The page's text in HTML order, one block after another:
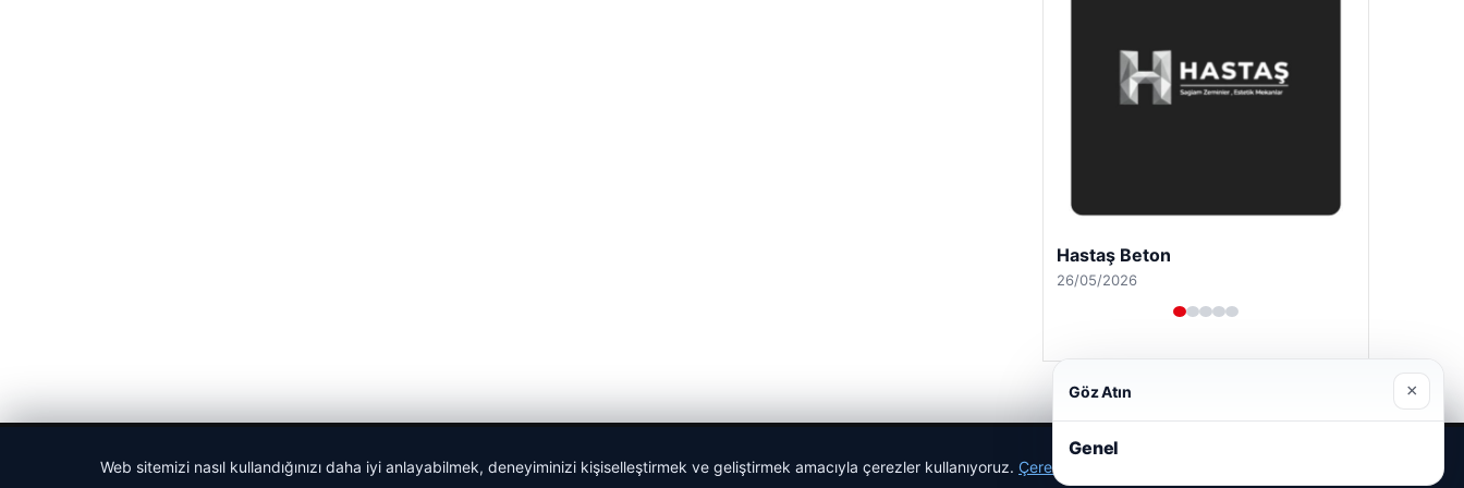
Hastaş Beton
26/05/2026
Web sitemizi nasıl kullandığınızı daha iyi anlayabilmek, deneyiminizi kişiselleştirmek ve geliştirmek amacıyla çerezler kullanıyoruz. Çerez Politikamız
Göz Atın ×
Genel